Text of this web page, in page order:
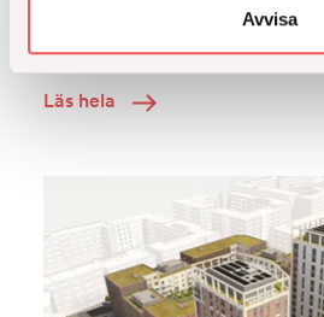
Avvisa
klimatberäkningar i våra projekt.
Läs hela